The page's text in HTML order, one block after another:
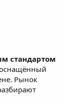
стандартом
оснащённый
Рынок